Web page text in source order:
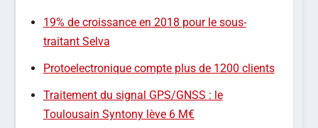
19% de croissance en 2018 pour le sous-
traitant Selva
Protoelectronique compte plus de 1200 clients
Traitement du signal GPS/GNSS : le
Toulousain Syntony lève 6 M€